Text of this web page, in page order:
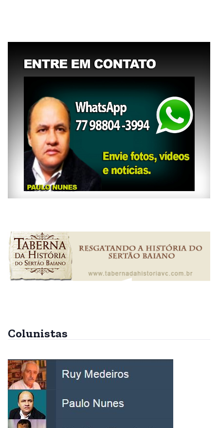
Colunistas